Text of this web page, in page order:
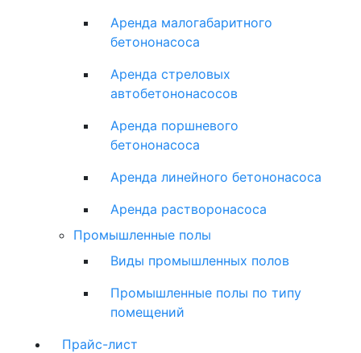
Аренда малогабаритного
бетононасоса
Аренда стреловых
автобетононасосов
Аренда поршневого
бетононасоса
Аренда линейного бетононасоса
Аренда растворонасоса
Промышленные полы
Виды промышленных полов
Промышленные полы по типу
помещений
Прайс-лист